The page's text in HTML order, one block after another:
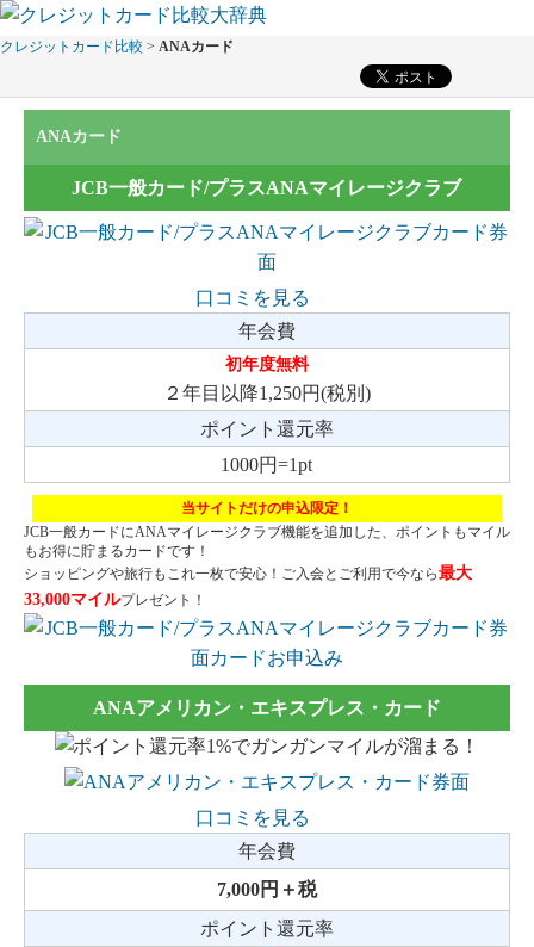
クレジットカード比較 > ANAカード
ANAカード
JCB一般カード/プラスANAマイレージクラブ
口コミを見る
年会費
初年度無料
２年目以降1,250円(税別)
ポイント還元率
1000円=1pt
当サイトだけの申込限定！
JCB一般カードにANAマイレージクラブ機能を追加した、ポイントもマイル
もお得に貯まるカードです！
ショッピングや旅行もこれ一枚で安心！ご入会とご利用で今なら最大
33,000マイルプレゼント！
ANAアメリカン・エキスプレス・カード
口コミを見る
年会費
7,000円＋税
ポイント還元率